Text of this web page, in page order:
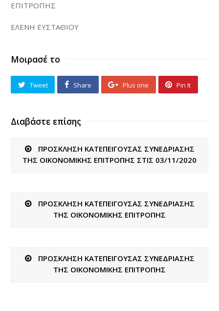
ΕΠΙΤΡΟΠΗΣ
ΕΛΕΝΗ ΕΥΣΤΑΘΙΟΥ
Μοιρασέ το
Tweet Share Plus one Pin It
Διαβάστε επίσης
ΠΡΟΣΚΛΗΣΗ ΚΑΤΕΠΕΙΓΟΥΣΑΣ ΣΥΝΕΔΡΙΑΣΗΣ
ΤΗΣ ΟΙΚΟΝΟΜΙΚΗΣ ΕΠΙΤΡΟΠΗΣ ΣΤΙΣ 03/11/2020
ΠΡΟΣΚΛΗΣΗ ΚΑΤΕΠΕΙΓΟΥΣΑΣ ΣΥΝΕΔΡΙΑΣΗΣ
ΤΗΣ ΟΙΚΟΝΟΜΙΚΗΣ ΕΠΙΤΡΟΠΗΣ
ΠΡΟΣΚΛΗΣΗ ΚΑΤΕΠΕΙΓΟΥΣΑΣ ΣΥΝΕΔΡΙΑΣΗΣ
ΤΗΣ ΟΙΚΟΝΟΜΙΚΗΣ ΕΠΙΤΡΟΠΗΣ